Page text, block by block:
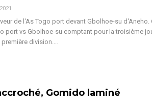
de l'As Togo port devant Gbolhoe-su d'Aneho.
port vs Gbolhoe-su comptant pour la troisième
division.…
Gomido laminé